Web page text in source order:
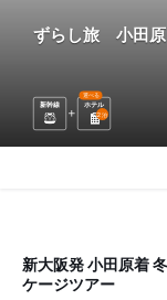
ずらし旅 小田
新幹線 ホテル
選べる
2泊
新大阪発 小田原着
ケージツアー